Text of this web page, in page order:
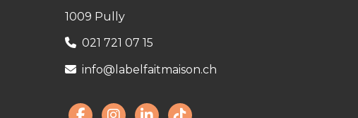
1009 Pully
021 721 07 15
info@labelfaitmaison.ch